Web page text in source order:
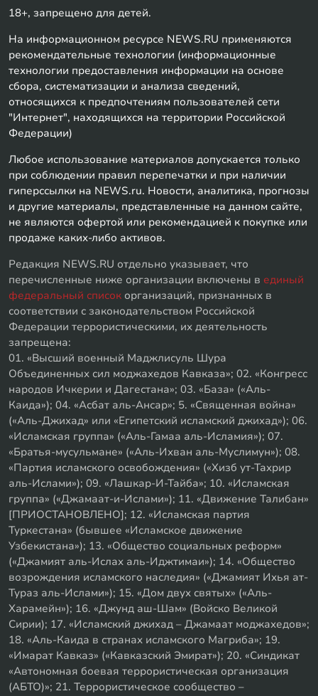
18+, запрещено для детей.
На информационном ресурсе NEWS.RU применяются
рекомендательные технологии (информационные
технологии предоставления информации на основе
сбора, систематизации и анализа сведений,
относящихся к предпочтениям пользователей сети
"Интернет", находящихся на территории Российской
Федерации)
Любое использование материалов допускается только
при соблюдении правил перепечатки и при наличии
гиперссылки на NEWS.ru. Новости, аналитика, прогнозы
и другие материалы, представленные на данном сайте,
не являются офертой или рекомендацией к покупке или
продаже каких-либо активов.
Редакция NEWS.RU отдельно указывает, что
перечисленные ниже организации включены в единый
федеральный список организаций, признанных в
соответствии с законодательством Российской
Федерации террористическими, их деятельность
запрещена:
01. «Высший военный Маджлисуль Шура
Объединенных сил моджахедов Кавказа»; 02. «Конгресс
народов Ичкерии и Дагестана»; 03. «База» («Аль-
Каида»); 04. «Асбат аль-Ансар»; 5. «Священная война»
(«Аль-Джихад» или «Египетский исламский джихад»); 06.
«Исламская группа» («Аль-Гамаа аль-Исламия»); 07.
«Братья-мусульмане» («Аль-Ихван аль-Муслимун»); 08.
«Партия исламского освобождения» («Хизб ут-Тахрир
аль-Ислами»); 09. «Лашкар-И-Тайба»; 10. «Исламская
группа» («Джамаат-и-Ислами»); 11. «Движение Талибан»
[ПРИОСТАНОВЛЕНО]; 12. «Исламская партия
Туркестана» (бывшее «Исламское движение
Узбекистана»); 13. «Общество социальных реформ»
(«Джамият аль-Ислах аль-Иджтимаи»); 14. «Общество
возрождения исламского наследия» («Джамият Ихья ат-
Тураз аль-Ислами»); 15. «Дом двух святых» («Аль-
Харамейн»); 16. «Джунд аш-Шам» (Войско Великой
Сирии); 17. «Исламский джихад – Джамаат моджахедов»;
18. «Аль-Каида в странах исламского Магриба»; 19.
«Имарат Кавказ» («Кавказский Эмират»); 20. «Синдикат
«Автономная боевая террористическая организация
(АБТО)»; 21. Террористическое сообщество –